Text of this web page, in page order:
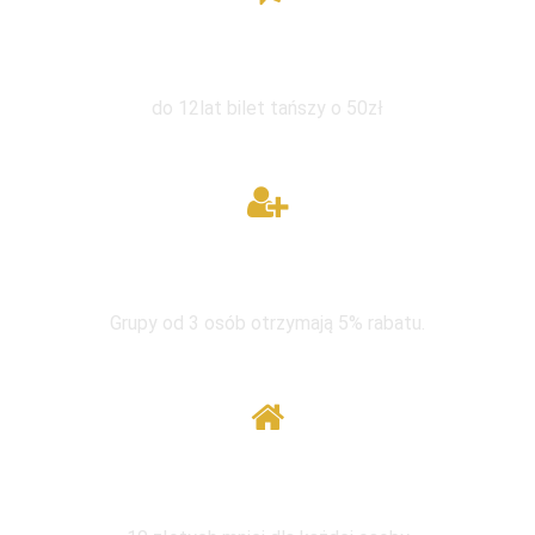
do 12lat bilet tańszy o 50zł
Grupy od 3 osób otrzymają 5% rabatu.